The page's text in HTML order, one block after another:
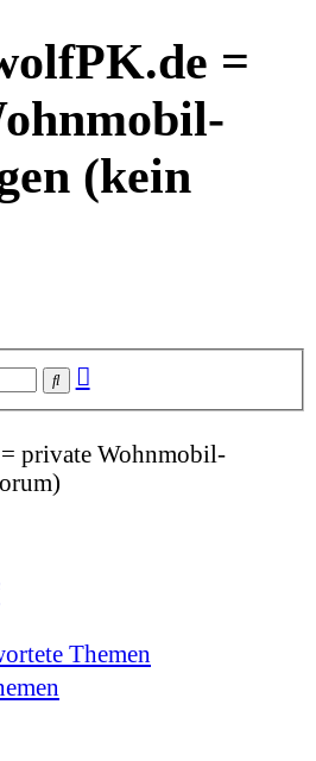
=
(kein
SucheErweiterte
private Wohnmobil-
Themen